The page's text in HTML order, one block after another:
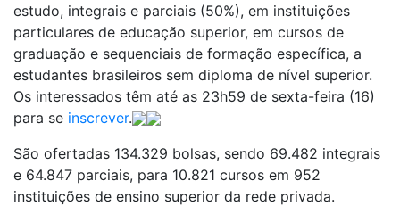
estudo, integrais e parciais (50%), em instituições
particulares de educação superior, em cursos de
graduação e sequenciais de formação específica, a
estudantes brasileiros sem diploma de nível superior.
Os interessados têm até as 23h59 de sexta-feira (16)
para se inscrever.
São ofertadas 134.329 bolsas, sendo 69.482 integrais
e 64.847 parciais, para 10.821 cursos em 952
instituições de ensino superior da rede privada.